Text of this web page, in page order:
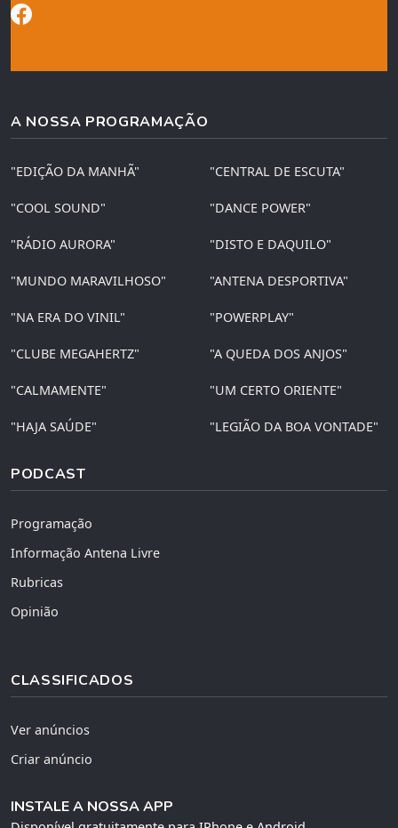
A NOSSA PROGRAMAÇÃO
"EDIÇÃO DA MANHÃ" "CENTRAL DE ESCUTA"
"COOL SOUND" "DANCE POWER"
"RÁDIO AURORA" "DISTO E DAQUILO"
"MUNDO MARAVILHOSO" "ANTENA DESPORTIVA"
"NA ERA DO VINIL" "POWERPLAY"
"CLUBE MEGAHERTZ" "A QUEDA DOS ANJOS"
"CALMAMENTE" "UM CERTO ORIENTE"
"HAJA SAÚDE" "LEGIÃO DA BOA VONTADE"
PODCAST
Programação
Informação Antena Livre
Rubricas
Opinião
CLASSIFICADOS
Ver anúncios
Criar anúncio
INSTALE A NOSSA APP